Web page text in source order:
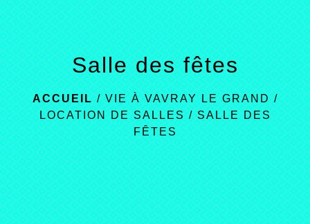
Salle des fêtes
ACCUEIL/VIE À VAVRAY LE GRAND/
LOCATION DE SALLES/SALLE DES
FÊTES